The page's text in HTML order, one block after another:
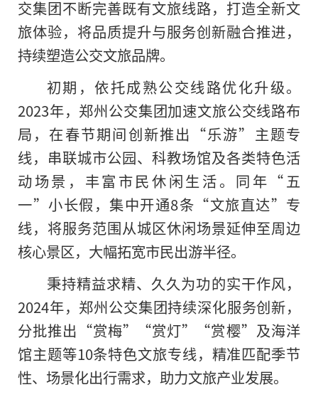
交集团不断完善既有文旅线路，打造全新文
旅体验，将品质提升与服务创新融合推进，
持续塑造公交文旅品牌。
初期，依托成熟公交线路优化升级。
2023年，郑州公交集团加速文旅公交线路布
局，在春节期间创新推出“乐游”主题专
线，串联城市公园、科教场馆及各类特色活
动场景，丰富市民休闲生活。同年“五
一”小长假，集中开通8条“文旅直达”专
线，将服务范围从城区休闲场景延伸至周边
核心景区，大幅拓宽市民出游半径。
秉持精益求精、久久为功的实干作风，
2024年，郑州公交集团持续深化服务创新，
分批推出“赏梅”“赏灯”“赏樱”及海洋
馆主题等10条特色文旅专线，精准匹配季节
性、场景化出行需求，助力文旅产业发展。